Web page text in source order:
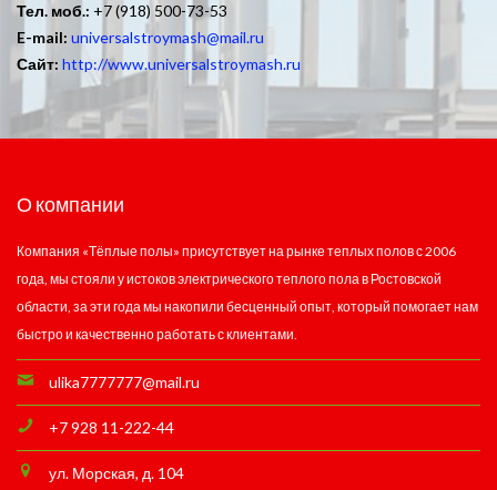
Тел. моб.: +7 (918) 500-73-53
E-mail: universalstroymash@mail.ru
Сайт: http://www.universalstroymash.ru
О компании
Компания «Тёплые полы» присутствует на рынке теплых полов с 2006
года, мы стояли у истоков электрического теплого пола в Ростовской
области, за эти года мы накопили бесценный опыт, который помогает нам
быстро и качественно работать с клиентами.
ulika7777777@mail.ru
+7 928 11-222-44
ул. Морская, д. 104